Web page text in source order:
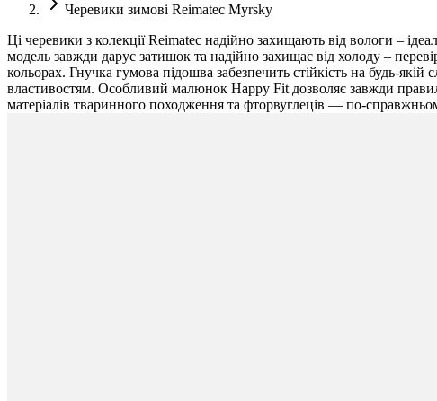
Черевики зимові Reimatec Myrsky
Ці черевики з колекції Reimatec надійно захищають від вологи –
модель завжди дарує затишок та надійно захищає від холоду –
кольорах. Гнучка гумова підошва забезпечить стійкість на будь-
властивостям. Особливий малюнок Happy Fit дозволяє завжди
матеріалів тваринного походження та фторвуглеців — по-